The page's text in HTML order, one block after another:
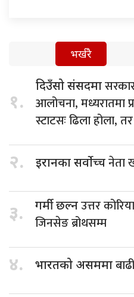
भर्खरै
१.
दिउँसो संसदमा
आलोचना, मध्यरातमा
स्टाटसः ढिला होला,
२. इरानका सर्वोच्चनेता
३. गर्मी छल्नउत्तर
जिनसेङ ब्रोथसम्म
४. भारतको असममा